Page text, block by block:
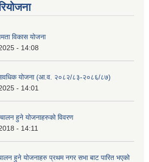
विकास योजना
- 14:08
आवधिक योजना (आ.व. २०८२/८३-२०८६/८७)
- 14:01
हुने योजनाहरुको विवरण
- 14:11
हुने योजनाहरु प्रथम नगर सभा बाट पारित भएको